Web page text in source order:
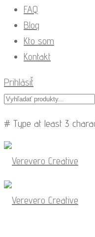
FAQ
Blog
Kto som
Kontakt
Prihlásiť
# Type at least 3